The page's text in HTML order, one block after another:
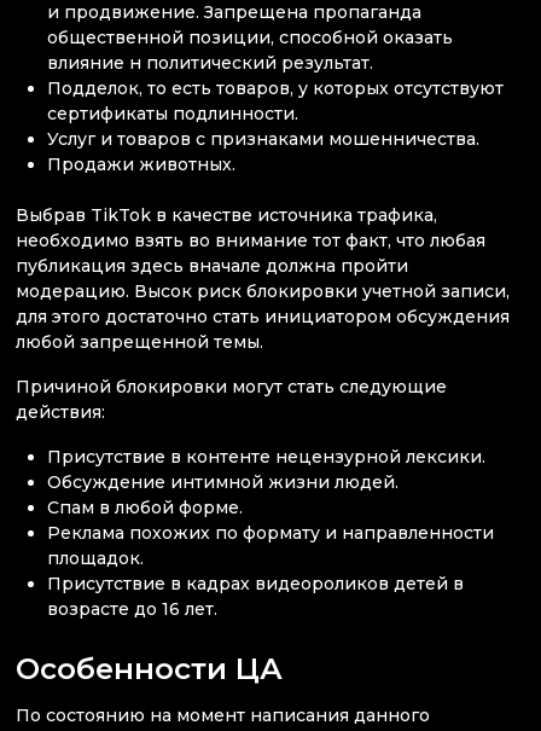
и продвижение. Запрещена пропаганда
общественной позиции, способной оказать
влияние н политический результат.
Подделок, то есть товаров, у которых отсутствуют
сертификаты подлинности.
Услуг и товаров с признаками мошенничества.
Продажи животных.
Выбрав TikTok в качестве источника трафика,
необходимо взять во внимание тот факт, что любая
публикация здесь вначале должна пройти
модерацию. Высок риск блокировки учетной записи,
для этого достаточно стать инициатором обсуждения
любой запрещенной темы.
Причиной блокировки могут стать следующие
действия:
Присутствие в контенте нецензурной лексики.
Обсуждение интимной жизни людей.
Спам в любой форме.
Реклама похожих по формату и направленности
площадок.
Присутствие в кадрах видеороликов детей в
возрасте до 16 лет.
Особенности ЦА
По состоянию на момент написания данного